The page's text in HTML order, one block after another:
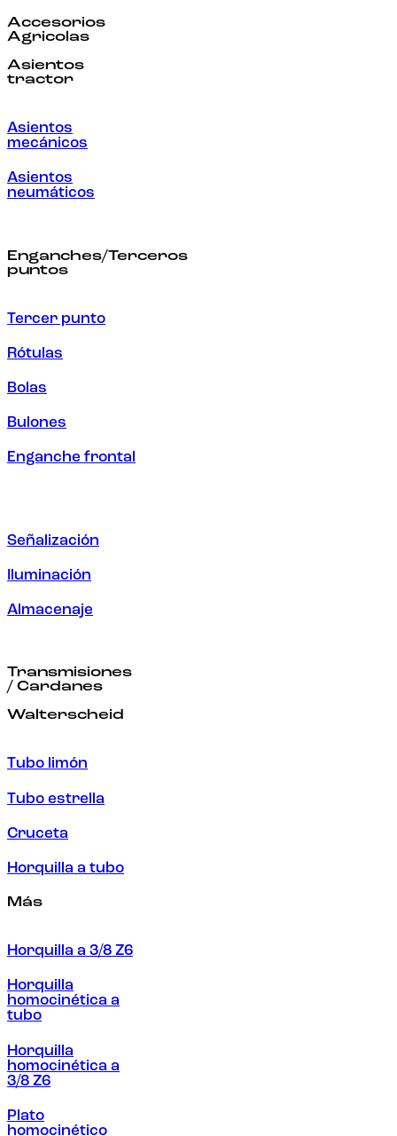
Accesorios
Agricolas
Asientos
tractor
Asientos
mecánicos
Asientos
neumáticos
Enganches/Terceros
puntos
Tercer punto
Rótulas
Bolas
Bulones
Enganche frontal
Señalización
Iluminación
Almacenaje
Transmisiones
/ Cardanes
Walterscheid
Tubo limón
Tubo estrella
Cruceta
Horquilla a tubo
Más
Horquilla a 3/8 Z6
Horquilla
homocinética a
tubo
Horquilla
homocinética a
3/8 Z6
Plato
homocinético